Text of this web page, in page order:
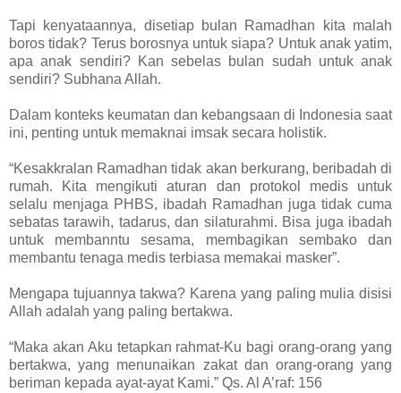
Tapi kenyataannya, disetiap bulan Ramadhan kita malah
boros tidak? Terus borosnya untuk siapa? Untuk anak yatim,
apa anak sendiri? Kan sebelas bulan sudah untuk anak
sendiri? Subhana Allah.
Dalam konteks keumatan dan kebangsaan di Indonesia saat
ini, penting untuk memaknai imsak secara holistik.
“Kesakkralan Ramadhan tidak akan berkurang, beribadah di
rumah. Kita mengikuti aturan dan protokol medis untuk
selalu menjaga PHBS, ibadah Ramadhan juga tidak cuma
sebatas tarawih, tadarus, dan silaturahmi. Bisa juga ibadah
untuk membanntu sesama, membagikan sembako dan
membantu tenaga medis terbiasa memakai masker”.
Mengapa tujuannya takwa? Karena yang paling mulia disisi
Allah adalah yang paling bertakwa.
“Maka akan Aku tetapkan rahmat-Ku bagi orang-orang yang
bertakwa, yang menunaikan zakat dan orang-orang yang
beriman kepada ayat-ayat Kami.” Qs. Al A’raf: 156